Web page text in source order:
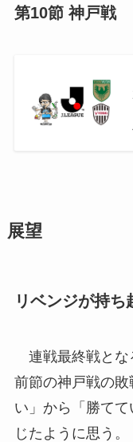
第10節 神戸戦
展望
リベンジが持ち
連戦最終戦とな
前節の神戸戦の
い」から「勝て
じたように思う